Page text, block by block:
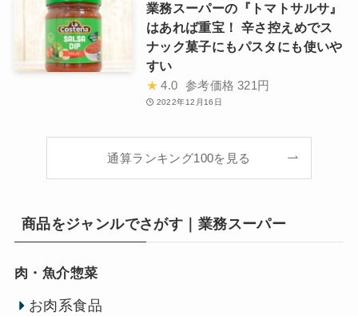
業務スーパーの『トマトサルサ』
はあれば重宝！ 辛さ控えめでス
ナック菓子にもパスタにも使いや
すい
★ 4.0 参考価格 321円
2022年12月16日
通算ランキング100を見る
商品をジャンルでさがす｜業務スーパー
肉・魚介惣菜
お肉系食品